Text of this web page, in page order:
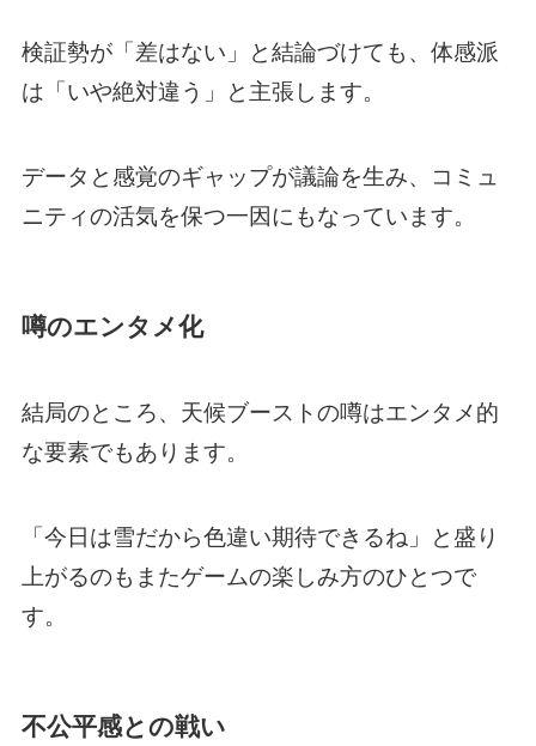
検証勢が「差はない」と結論づけても、体感派
は「いや絶対違う」と主張します。
データと感覚のギャップが議論を生み、コミュ
ニティの活気を保つ一因にもなっています。
噂のエンタメ化
結局のところ、天候ブーストの噂はエンタメ的
な要素でもあります。
「今日は雪だから色違い期待できるね」と盛り
上がるのもまたゲームの楽しみ方のひとつで
す。
不公平感との戦い